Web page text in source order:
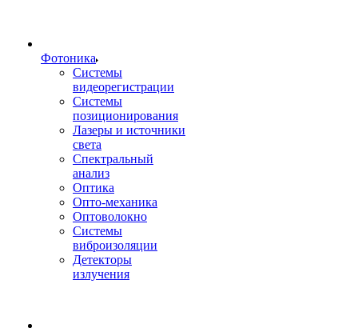
Фотоника
Cистемы
видеорегистрации
Системы
позиционирования
Лазеры и источники
света
Спектральный
анализ
Оптика
Опто-механика
Оптоволокно
Системы
виброизоляции
Детекторы
излучения